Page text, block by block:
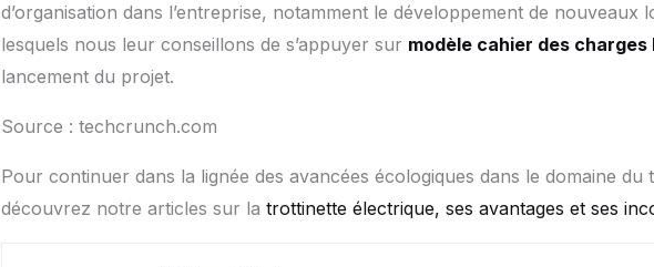
d’organisation dans l’entreprise, notamment le développement de nouveaux
lesquels nous leur conseillons de s’appuyer sur modèle cahier des charges
lancement du projet.
Source : techcrunch.com
Pour continuer dans la lignée des avancées écologiques dans le domaine du
découvrez notre articles sur la trottinette électrique, ses avantages et ses